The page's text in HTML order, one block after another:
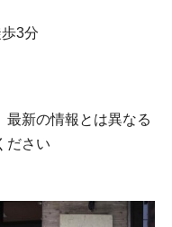
3分
新の情報とは異なる
ださい